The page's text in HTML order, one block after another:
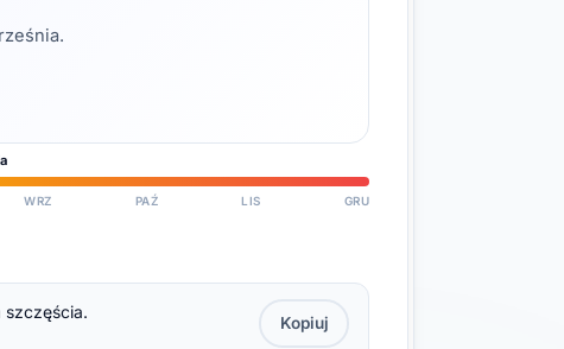
WRZ PAŹ LIS GRU
szczęścia.
Kopiuj